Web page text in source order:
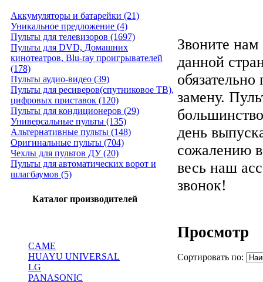
Аккумуляторы и батарейки (21)
Уникальное предложение (4)
Пульты для телевизоров (1697)
Пульты для DVD, Домашних
кинотеатров, Blu-ray проигрывателей
(178)
Пульты аудио-видео (39)
Пульты для ресиверов(спутниковое ТВ),
цифровых приставок (120)
Пульты для кондиционеров (29)
Универсальные пульты (135)
Альтернативные пульты (148)
Оригинальные пульты (704)
Чехлы для пультов ДУ (20)
Пульты для автоматических ворот и
шлагбаумов (5)
Каталог производителей
CAME
HUAYU UNIVERSAL
LG
PANASONIC
Звоните нам
данной
замену.
день
сожалению
весь наш
звонок!
Просмотр
Сортировать по: